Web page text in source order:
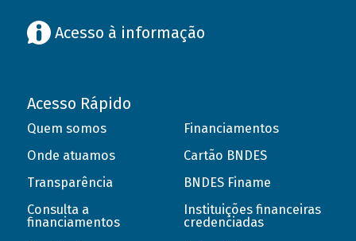
Acesso à informação
Acesso Rápido
Quem somos
Onde atuamos
Transparência
Consulta a
financiamentos
Financiamentos
Cartão BNDES
BNDES Finame
Instituições financeiras
credenciadas